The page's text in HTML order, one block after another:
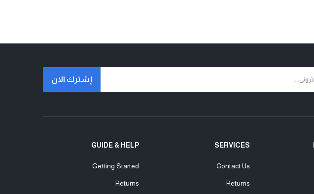
إشترك الان
SERVICES
Contact Us
Returns
GUIDE & HELP
Getting Started
Returns